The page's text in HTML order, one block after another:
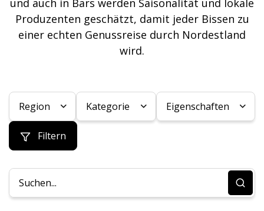
und auch in Bars werden Saisonalität und lokale
Produzenten geschätzt, damit jeder Bissen zu
einer echten Genussreise durch Nordestland
wird.
Region Kategorie Eigenschaften
Filtern